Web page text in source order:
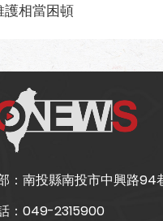
護相當困頓
： 南投縣南投市中興路94
049-2315900